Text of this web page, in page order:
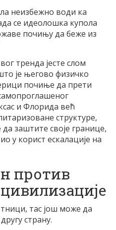
неизбежно води ка
се идеолошка купола
почињу да беже из
тренда јесте слом
је његово физичко
почиње да прети
и Флорида већ
структуре,
заштите своје границе,
у корист ескалације на
против
тас још може да
страну.